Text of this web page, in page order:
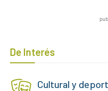
De Interés
Cultural y